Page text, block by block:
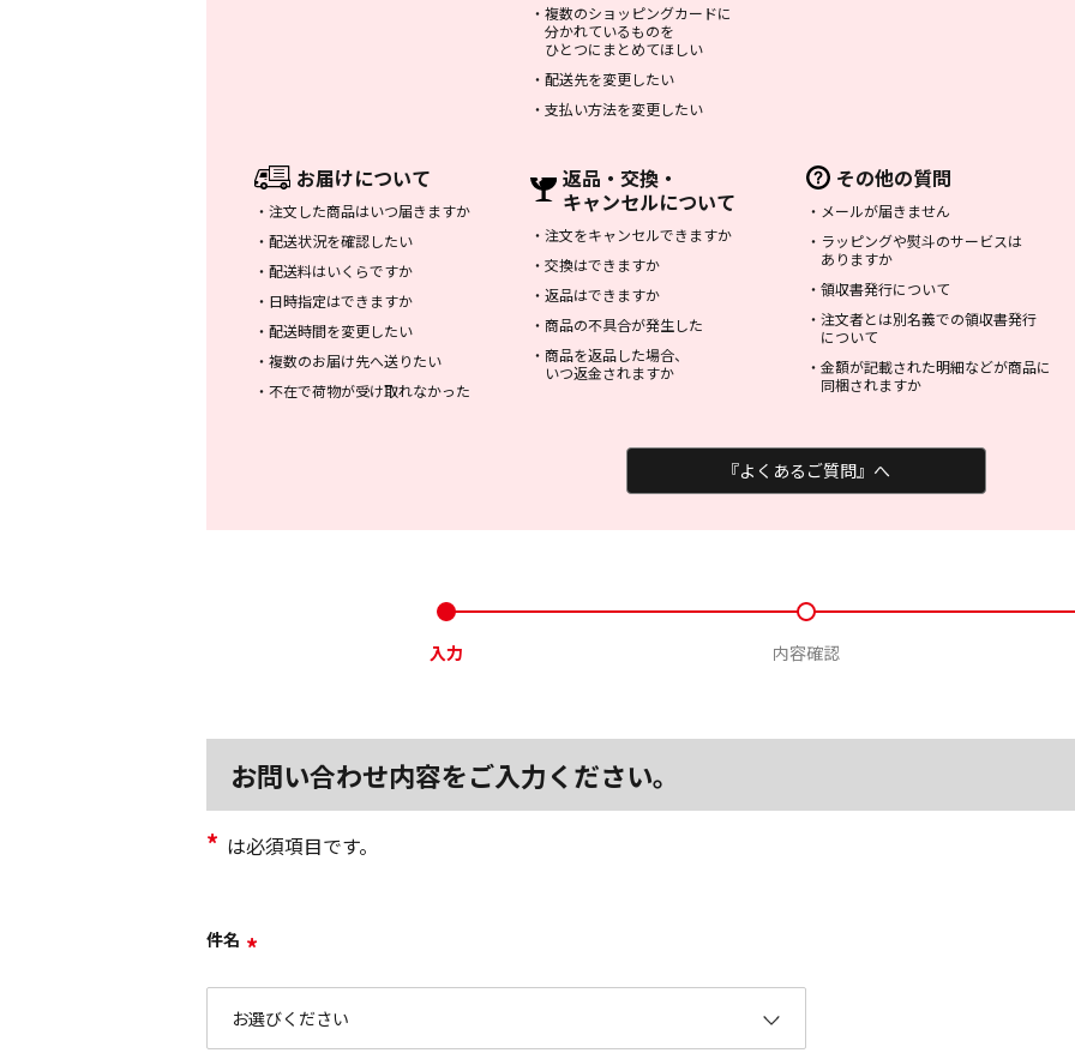
・ 複数のショッピングカードに
分かれているものを
ひとつにまとめてほしい
・ 配送先を変更したい
・ 支払い方法を変更したい
お届けについて
・ 注文した商品はいつ届きますか
・ 配送状況を確認したい
・ 配送料はいくらですか
・ 日時指定はできますか
・ 配送時間を変更したい
・ 複数のお届け先へ送りたい
・ 不在で荷物が受け取れなかった
返品・交換・
キャンセルについて
・ 注文をキャンセルできますか
・ 交換はできますか
・ 返品はできますか
・ 商品の不具合が発生した
・ 商品を返品した場合、
いつ返金されますか
その他の質問
・ メールが届きません
・ ラッピングや熨斗のサービスは
ありますか
・ 領収書発行について
・ 注文者とは別名義での領収書発行
について
・ 金額が記載された明細などが商品に
同梱されますか
『よくあるご質問』へ
入力 内容確認
お問い合わせ内容をご入力ください。
* は必須項目です。
件名 *